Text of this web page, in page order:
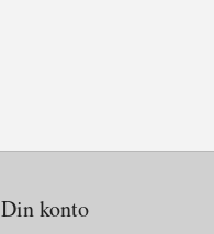
Din konto